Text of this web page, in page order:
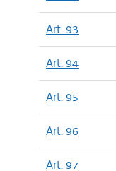
Art. 93
Art. 94
Art. 95
Art. 96
Art. 97